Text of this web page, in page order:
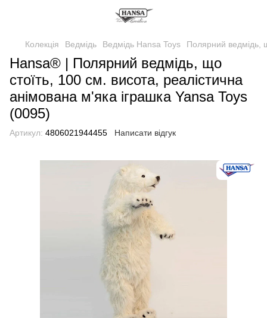
Колекція Ведмідь Ведмідь Hansa Toys Полярний ведмідь,
Hansa® | Полярний ведмідь, що
стоїть, 100 см. висота, реалістична
анімована м'яка іграшка Yansa Toys
(0095)
Артикул: 4806021944455 Написати відгук